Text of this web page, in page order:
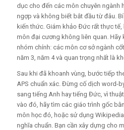
dục cho đến các môn chuyên ngành
ngợp và không biết bắt đầu từ đâu.
kiến thức. Giám khảo Đức rất thực
môn đại cương không liên quan. Hãy
nhóm chính: các môn cơ sở ngành
năm 3, năm 4 và quan trọng nhất là
Sau khi đã khoanh vùng, bước tiếp
APS chuẩn xác. Đừng cố dịch word-
sang tiếng Anh hay tiếng Đức, vì
vào đó, hãy tìm các giáo trình gốc
môn học đó, hoặc sử dụng
nghĩa chuẩn. Bạn cần xây dựng cho